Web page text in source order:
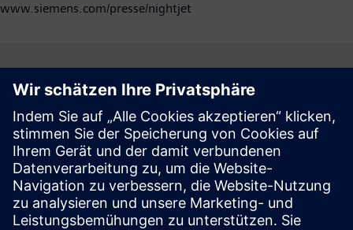
www.siemens.com/presse/nightjet
Follow
Press | Company | Siemens
© Siemens 1996 – 2026